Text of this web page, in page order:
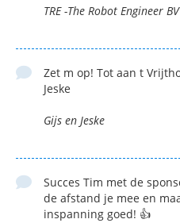
TRE -The Robot Engineer BV
Zet m op! Tot aan t
Jeske
Gijs en Jeske
Succes Tim met de
de afstand je mee en
inspanning goed! 👍